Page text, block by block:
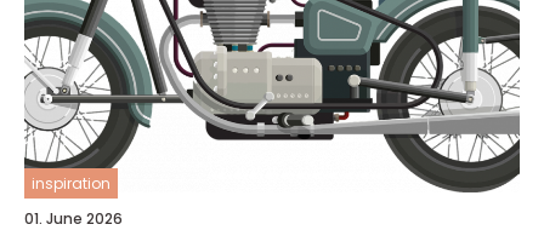
inspiration
01. June 2026